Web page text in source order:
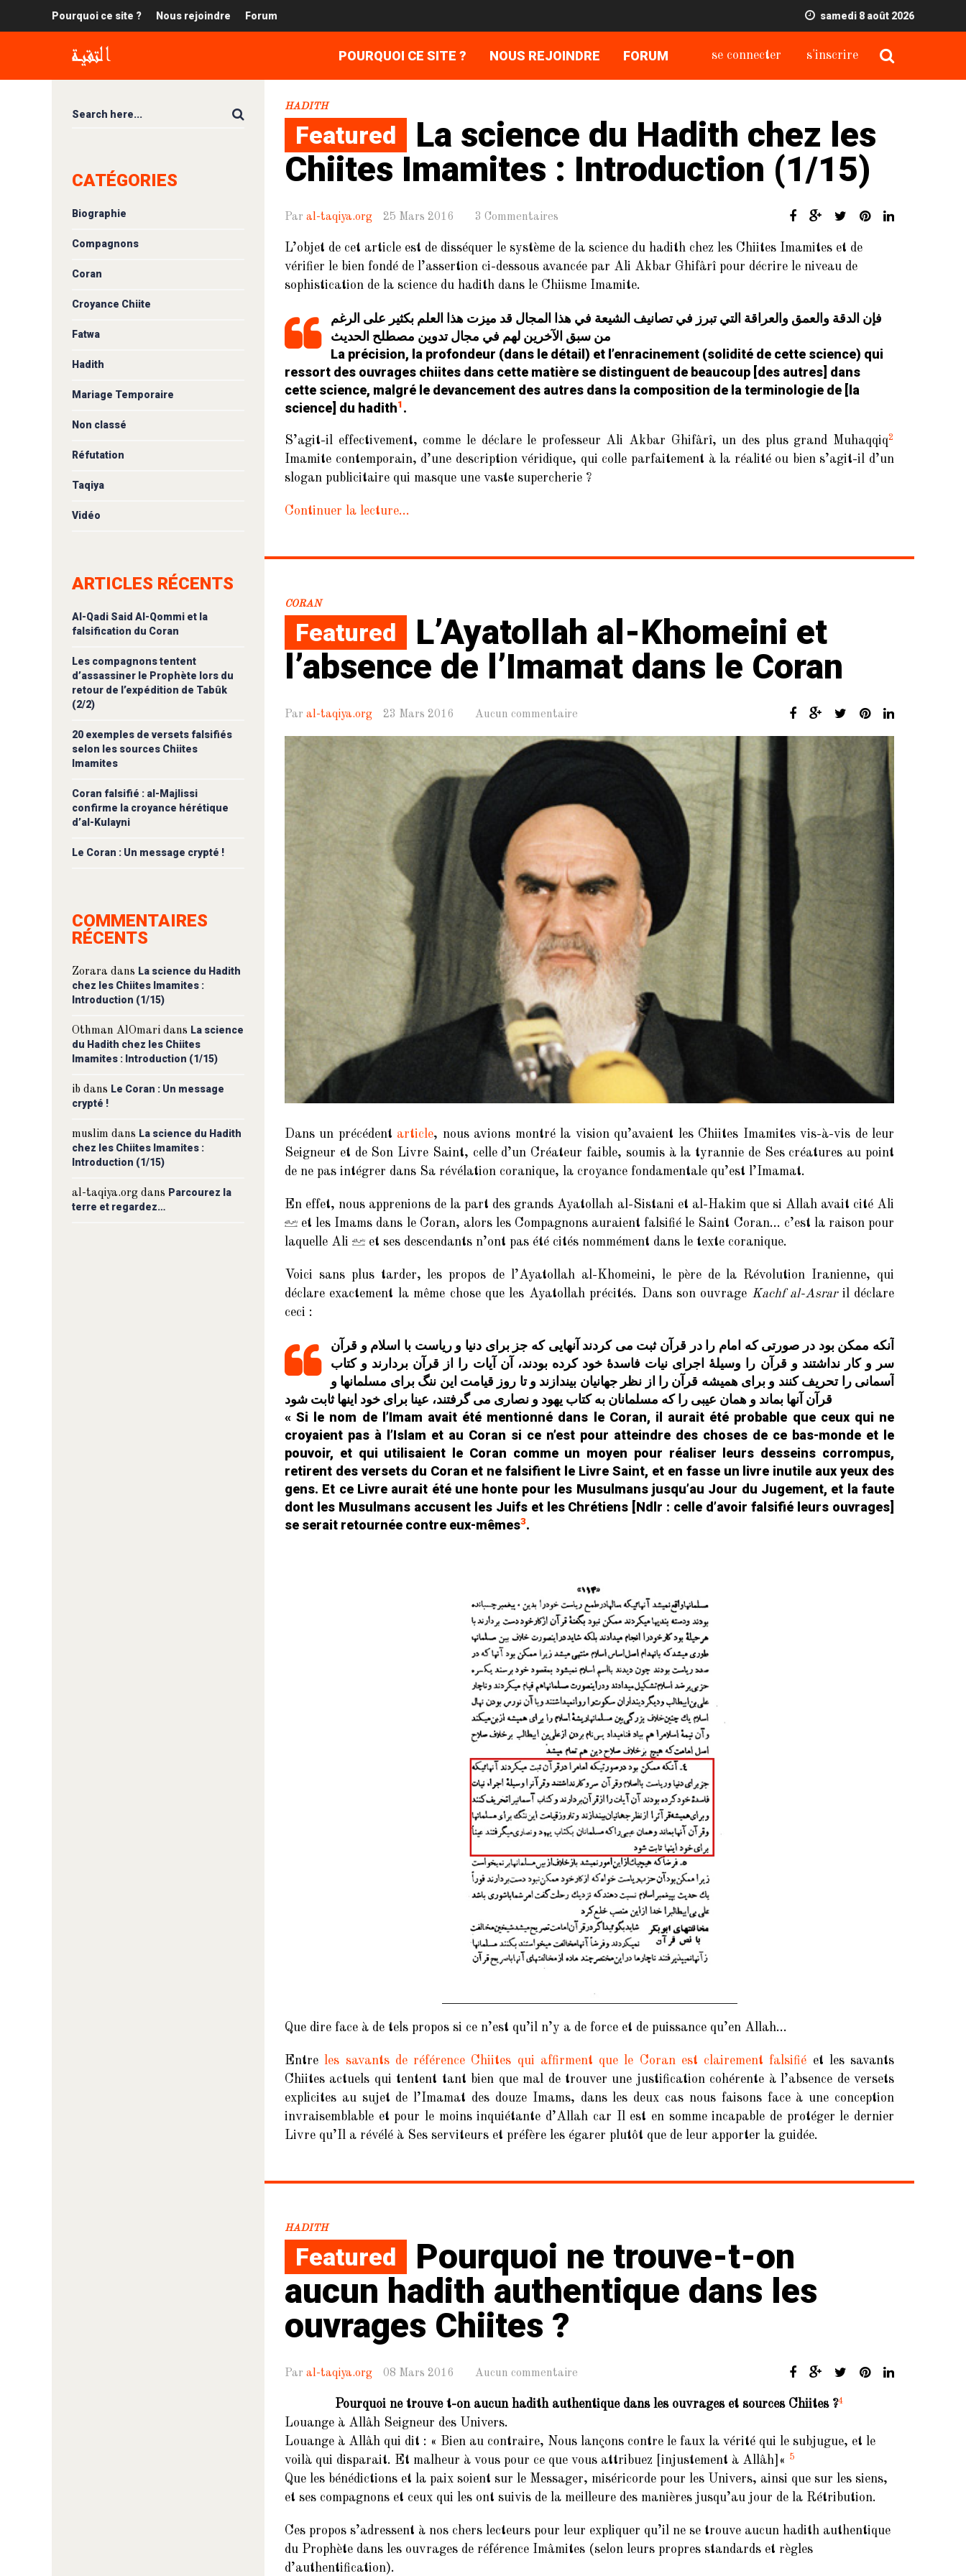
Pourquoi ce site ? Nous rejoindre Forum samedi 8 août 2026
se connecter s'inscrire
POURQUOI CE SITE ? NOUS REJOINDRE FORUM
CATÉGORIES
Biographie
Compagnons
Coran
Croyance Chiite
Fatwa
Hadith
Mariage Temporaire
Non classé
Réfutation
Taqiya
Vidéo
ARTICLES RÉCENTS
Al-Qadi Said Al-Qommi et la
falsification du Coran
Les compagnons tentent
d’assassiner le Prophète lors du
retour de l’expédition de Tabûk
(2/2)
20 exemples de versets falsifiés
selon les sources Chiites
Imamites
Coran falsifié : al-Majlissi
confirme la croyance hérétique
d’al-Kulayni
Le Coran : Un message crypté !
COMMENTAIRES
RÉCENTS
Zorara dans La science du Hadith
chez les Chiites Imamites :
Introduction (1/15)
Othman AlOmari dans La science
du Hadith chez les Chiites
Imamites : Introduction (1/15)
ib dans Le Coran : Un message
crypté !
muslim dans La science du Hadith
chez les Chiites Imamites :
Introduction (1/15)
al-taqiya.org dans Parcourez la
terre et regardez…
HADITH
Featured
La science du Hadith chez les
Chiites Imamites : Introduction (1/15)
Par al-taqiya.org 25 Mars 2016 3 Commentaires
L’objet de cet article est de disséquer le système de la science du hadith chez les Chiites Imamites et de
vérifier le bien fondé de l’assertion ci-dessous avancée par Ali Akbar Ghifârî pour décrire le niveau de
sophistication de la science du hadith dans le Chiisme Imamite.
فإن الدقة والعمق والعراقة التي تبرز في تصانيف الشيعة في هذا المجال قد ميزت هذا العلم بكثير على الرغم
من سبق الآخرين لهم في مجال تدوين مصطلح الحديث
La précision, la profondeur (dans le détail) et l’enracinement (solidité de cette science) qui
ressort des ouvrages chiites dans cette matière se distinguent de beaucoup [des autres] dans
cette science, malgré le devancement des autres dans la composition de la terminologie de [la
science] du hadith1.
S’agit-il effectivement, comme le déclare le professeur Ali Akbar Ghifârî, un des plus grand Muhaqqiq2
Imamite contemporain, d’une description véridique, qui colle parfaitement à la réalité ou bien s’agit-il d’un
slogan publicitaire qui masque une vaste supercherie ?
Continuer la lecture…
CORAN
Featured
L’Ayatollah al-Khomeini et
l’absence de l’Imamat dans le Coran
Par al-taqiya.org 23 Mars 2016 Aucun commentaire
Dans un précédent article, nous avions montré la vision qu’avaient les Chiites Imamites vis-à-vis de leur
Seigneur et de Son Livre Saint, celle d’un Créateur faible, soumis à la tyrannie de Ses créatures au point
de ne pas intégrer dans Sa révélation coranique, la croyance fondamentale qu’est l’Imamat.
En effet, nous apprenions de la part des grands Ayatollah al-Sistani et al-Hakim que si Allah avait cité Ali
et les Imams dans le Coran, alors les Compagnons auraient falsifié le Saint Coran… c’est la raison pour
laquelle Ali
et ses descendants n’ont pas été cités nommément dans le texte coranique.
Voici sans plus tarder, les propos de l’Ayatollah al-Khomeini, le père de la Révolution Iranienne, qui
déclare exactement la même chose que les Ayatollah précités. Dans son ouvrage Kachf al-Asraril déclare
ceci :
آنکه ممکن بود در صورتی که امام را در قرآن ثبت می کردند آنهایی که جز برای دنیا و ریاست با اسلام و قرآن
سر و کار نداشتند و قرآن را وسیلۀ اجرای نیات فاسدۀ خود کرده بودند، آن آیات را از قرآن بردارند و کتاب
آسمانی را تحریف کنند و برای همیشه قرآن را از نظر جهانیان بیندازند و تا روز قیامت این ننگ برای مسلمانها و
قرآن آنها بماند و همان عیبی را که مسلمانان به کتاب یهود و نصاری می گرفتند، عینا برای خود اینها ثابت شود
« Si le nom de l’Imam avait été mentionné dans le Coran, il aurait été probable que ceux qui ne
croyaient pas à l’Islam et au Coran si ce n’est pour atteindre des choses de ce bas-monde et le
pouvoir, et qui utilisaient le Coran comme un moyen pour réaliser leurs desseins corrompus,
retirent des versets du Coran et ne falsifient le Livre Saint, et en fasse un livre inutile aux yeux des
gens. Et ce Livre aurait été une honte pour les Musulmans jusqu’au Jour du Jugement, et la faute
dont les Musulmans accusent les Juifs et les Chrétiens [Ndlr : celle d’avoir falsifié leurs ouvrages]
se serait retournée contre eux-mêmes3.
Que dire face à de tels propos si ce n’est qu’il n’y a de force et de puissance qu’en Allah…
Entreles savants de référence Chiites qui affirment que le Coran est clairement falsifié et les savants
Chiites actuels qui tentent tant bien que mal de trouver une justification cohérente à l’absence de versets
explicites au sujet de l’Imamat des douze Imams, dans les deux cas nous faisons face à une conception
invraisemblable et pour le moins inquiétante d’Allah car Il est en somme incapable de protéger le dernier
Livre qu’Il a révélé à Ses serviteurs et préfère les égarer plutôt que de leur apporter la guidée.
HADITH
Featured
Pourquoi ne trouve-t-on
aucun hadith authentique dans les
ouvrages Chiites ?
Par al-taqiya.org 08 Mars 2016 Aucun commentaire
Pourquoi ne trouve t-on aucun hadith authentique dans les ouvrages et sources Chiites ?4
Louange à Allâh Seigneur des Univers.
Louange à Allâh qui dit : « Bien au contraire, Nous lançons contre le faux la vérité qui le subjugue, et le
voilà qui disparait. Et malheur à vous pour ce que vous attribuez [injustement à Allâh] « 5
Que les bénédictions et la paix soient sur le Messager, miséricorde pour les Univers, ainsi que sur les siens,
et ses compagnons et ceux qui les ont suivis de la meilleure des manières jusqu’au jour de la Rétribution.
Ces propos s’adressent à nos chers lecteurs pour leur expliquer qu’il ne se trouve aucun hadith authentique
du Prophète dans les ouvrages de référence Imâmites (selon leurs propres standards et règles
d’authentification).